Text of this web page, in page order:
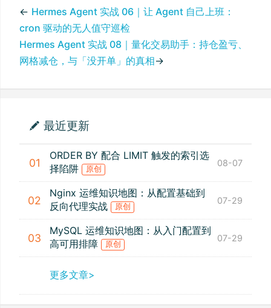
← Hermes Agent 实战 06｜让 Agent 自己上班：
cron 驱动的无人值守巡检
Hermes Agent 实战 08｜量化交易助手：持仓盈亏、
网格减仓，与「没开单」的真相→
最近更新
01
ORDER BY 配合 LIMIT 触发的索引选
择陷阱
原创
08-07
02
Nginx 运维知识地图：从配置基础到
反向代理实战
原创
07-29
03
MySQL 运维知识地图：从入门配置到
高可用排障
原创
07-29
更多文章>